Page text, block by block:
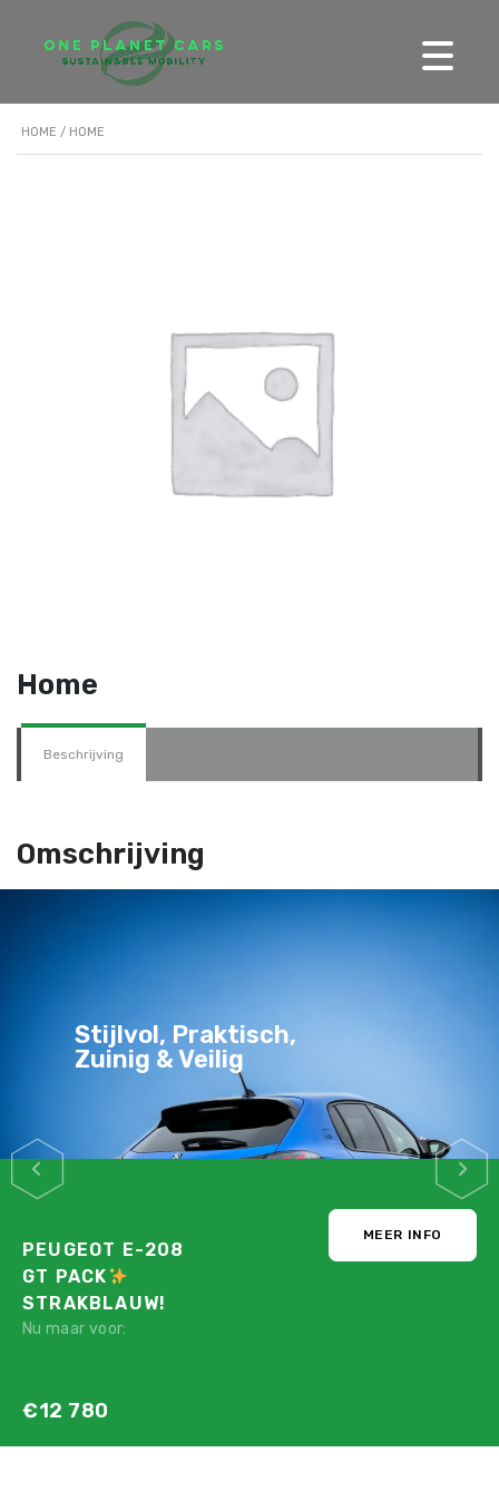
HOME / HOME
Home
Beschrijving
Omschrijving
Stijlvol, Praktisch,
Zuinig & Veilig
PEUGEOT E-208
GT PACK
STRAKBLAUW!
Nu maar voor:
€12 780
MEER INFO